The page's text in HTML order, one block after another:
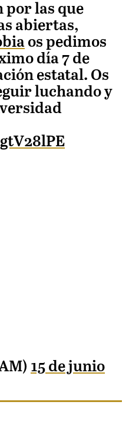
por las que
abiertas,
os pedimos
día 7 de
estatal. Os
luchando y
15 de junio